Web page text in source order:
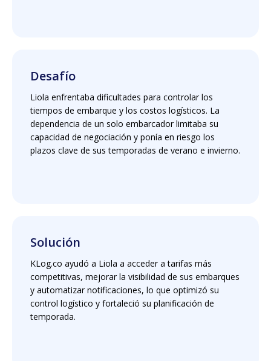
Desafío
Liola enfrentaba dificultades para controlar los
tiempos de embarque y los costos logísticos. La
dependencia de un solo embarcador limitaba su
capacidad de negociación y ponía en riesgo los
plazos clave de sus temporadas de verano e invierno.
Solución
KLog.co ayudó a Liola a acceder a tarifas más
competitivas, mejorar la visibilidad de sus embarques
y automatizar notificaciones, lo que optimizó su
control logístico y fortaleció su planificación de
temporada.